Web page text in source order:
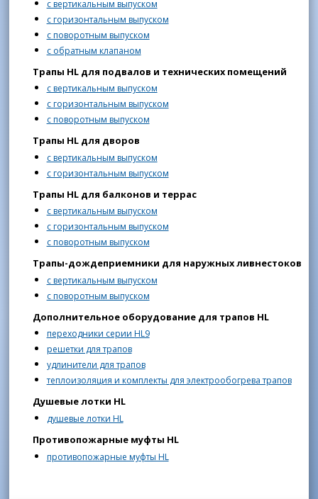
с вертикальным выпуском
с горизонтальным выпуском
с поворотным выпуском
с обратным клапаном
Трапы HL для подвалов и технических помещений
с вертикальным выпуском
с горизонтальным выпуском
с поворотным выпуском
Трапы HL для дворов
с вертикальным выпуском
с горизонтальным выпуском
Трапы HL для балконов и террас
с вертикальным выпуском
с горизонтальным выпуском
с поворотным выпуском
Трапы-дождеприемники для наружных ливнестоков
с вертикальным выпуском
с поворотным выпуском
Дополнительное оборудование для трапов HL
переходники серии HL9
решетки для трапов
удлинители для трапов
теплоизоляция и комплекты для электрообогрева трапов
Душевые лотки HL
душевые лотки HL
Противопожарные муфты HL
противопожарные муфты HL